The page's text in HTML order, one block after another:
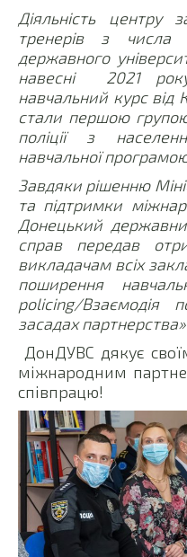
Діяльність центру
тренерів з числа
державного
навесні
2021
навчальний курс від
стали першою групою
поліції з
навчальної
Завдяки рішенню
та підтримки
Донецький
справ передав
викладачам всіх
поширення
policing/Взаємодія
засадах партнерства»
ДонДУВС дякує
міжнародним
співпрацю!